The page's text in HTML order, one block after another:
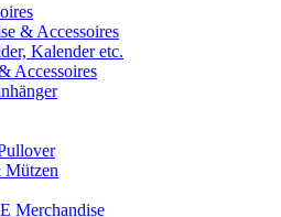
& Accessoires
Kalender etc.
Accessoires
Mützen
Merchandise